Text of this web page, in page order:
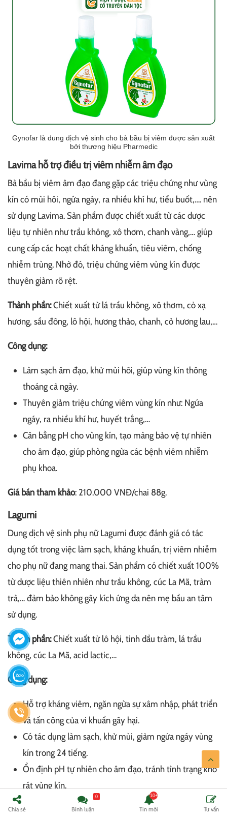
Gynofar là dung dịch vệ sinh cho bà bầu bị viêm được sản xuất
bởi thương hiệu Pharmedic
Lavima hỗ trợ điều trị viêm nhiễm âm đạo
Bà bầu bị viêm âm đạo đang gặp các triệu chứng như vùng
kín có mùi hôi, ngứa ngáy, ra nhiều khí hư, tiểu buốt,…. nên
sử dụng Lavima. Sản phẩm được chiết xuất từ các dược
liệu tự nhiên như trầu không, xô thơm, chanh vàng,… giúp
cung cấp các hoạt chất kháng khuẩn, tiêu viêm, chống
nhiễm trùng. Nhờ đó, triệu chứng viêm vùng kín được
thuyên giảm rõ rệt.
Thành phần:Chiết xuất từ lá trầu không, xô thơm, cỏ xạ
hương, sầu đông, lô hội, hương thảo, chanh, cỏ hương lau,…
Công dụng:
Làm sạch âm đạo, khử mùi hôi, giúp vùng kín thông
thoáng cả ngày.
Thuyên giảm triệu chứng viêm vùng kín như: Ngứa
ngáy, ra nhiều khí hư, huyết trắng,…
Cân bằng pH cho vùng kín, tạo màng bảo vệ tự nhiên
cho âm đạo, giúp phòng ngừa các bệnh viêm nhiễm
phụ khoa.
Giá bán tham khảo: 210.000 VNĐ/chai 88g.
Lagumi
Dung dịch vệ sinh phụ nữ Lagumi được đánh giá có tác
dụng tốt trong việc làm sạch, kháng khuẩn, trị viêm nhiễm
cho phụ nữ đang mang thai. Sản phẩm có chiết xuất 100%
từ dược liệu thiên nhiên như trầu không, cúc La Mã, tràm
trà,… đảm bảo không gây kích ứng da nên mẹ bầu an tâm
sử dụng.
Thành phần:Chiết xuất từ lô hội, tinh dầu tràm, lá trầu
không, cúc La Mã, acid lactic,…
Công dụng:
Hỗ trợ kháng viêm, ngăn ngừa sự xâm nhập, phát triển
và tấn công của vi khuẩn gây hại.
Có tác dụng làm sạch, khử mùi, giảm ngứa ngáy vùng
kín trong 24 tiếng.
Ổn định pH tự nhiên cho âm đạo, tránh tình trạng khô
rát vùng kín.
Giá bán tham khảo:250.000 VNĐ/chai 100ml.
Chia sẻ Bình luận
0
Tin mới Tư vấn